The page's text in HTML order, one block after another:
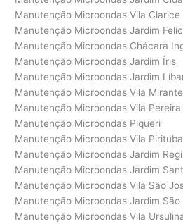
Manutenção Microondas Vila Clarice
Manutenção Microondas Jardim
Manutenção Microondas Chácara
Manutenção Microondas Jardim Íris
Manutenção Microondas Jardim
Manutenção Microondas Vila Mirante
Manutenção Microondas Vila
Manutenção Microondas Piqueri
Manutenção Microondas Vila Pirituba
Manutenção Microondas Jardim
Manutenção Microondas Jardim
Manutenção Microondas Vila São
Manutenção Microondas Jardim São
Manutenção Microondas Vila